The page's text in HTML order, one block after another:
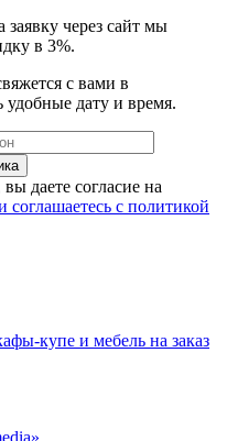
заявку через сайт мы
в 3%.
с вами в
дату и время.
даете согласие на
c политикой
купе и мебель на заказ